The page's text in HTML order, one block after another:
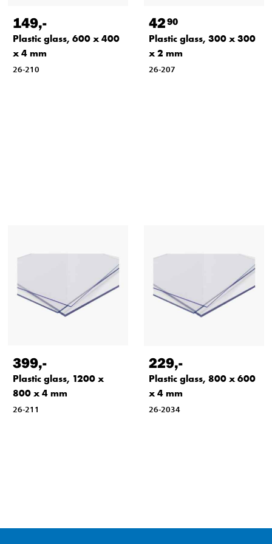
149,-
Plastic glass, 600 x 400
x 4 mm
26-210
4290
Plastic glass, 300 x 300
x 2 mm
26-207
399,-
Plastic glass, 1200 x
800 x 4 mm
26-211
229,-
Plastic glass, 800 x 600
x 4 mm
26-2034